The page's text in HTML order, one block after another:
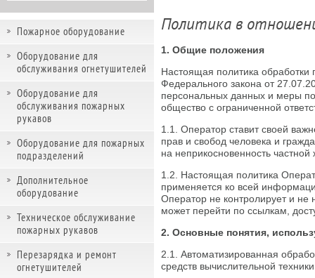
Политика в
1. Общие положения
Настоящая политика обработки
Федерального закона от
персональных данных и меры
общество с ограниченной
1.1. Оператор ставит своей
прав и свобод человека и
на неприкосновенность
1.2. Настоящая политика
применяется ко всей
Оператор не контролирует и не
может перейти по ссылкам,
2. Основные понятия,
2.1. Автоматизированная
средств вычислительной
Пожарное оборудование
Оборудование для
обслуживания огнетушителей
Оборудование для
обслуживания пожарных
рукавов
Оборудование для пожарных
подразделений
Дополнительное
оборудование
Техническое обслуживание
пожарных рукавов
Перезарядка и ремонт
огнетушителей